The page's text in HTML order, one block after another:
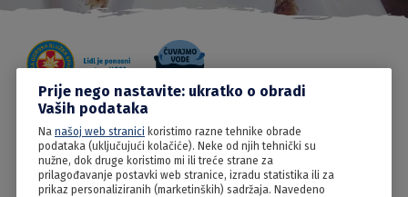
03.06.2022
Osječka knedla
Prije nego nastavite: ukratko o obradi
Vaših podataka
Na našoj web stranici koristimo razne tehnike obrade
podataka (uključujući kolačiće). Neke od njih tehnički su
nužne, dok druge koristimo mi ili treće strane za
prilagođavanje postavki web stranice, izradu statistika ili za
prikaz personaliziranih (marketinških) sadržaja. Navedeno